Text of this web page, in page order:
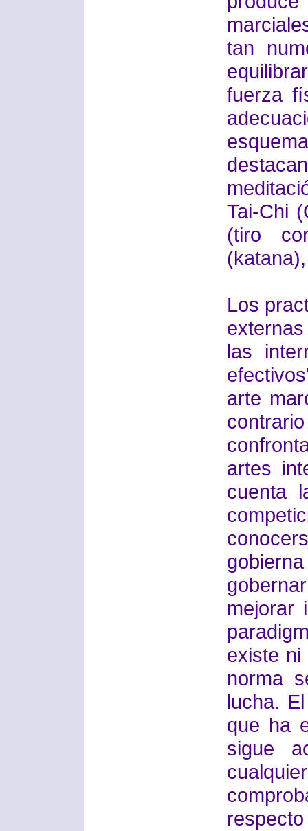
tan
fuerza
Tai-Chi
(tiro
Los
las
arte
artes
cuenta
mejorar
existe ni
norma
lucha.
que ha
sigue